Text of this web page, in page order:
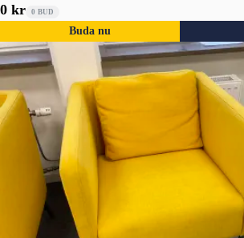
0 kr 0 BUD
Buda nu